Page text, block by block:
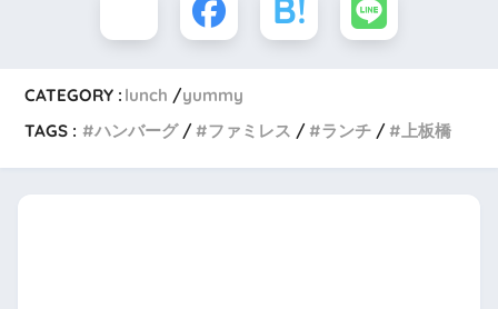
CATEGORY : lunch
yummy
TAGS :
ハンバーグ ファミレス ランチ 上板橋